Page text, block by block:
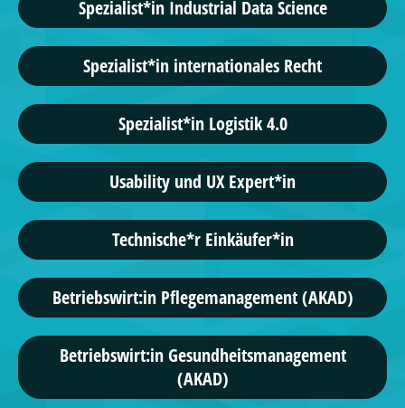
Spezialist*in Industrial Data Science
Spezialist*in internationales Recht
Spezialist*in Logistik 4.0
Usability und UX Expert*in
Technische*r Einkäufer*in
Betriebswirt:in Pflegemanagement (AKAD)
Betriebswirt:in Gesundheitsmanagement
(AKAD)